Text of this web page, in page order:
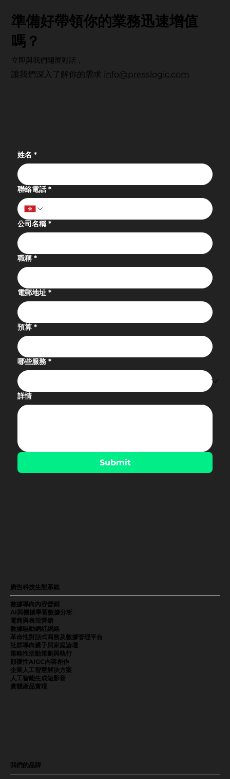
讓我們深入了解你的需求 info@presslogic.com
準備好帶領你的業務迅速增值
嗎？
立即與我們開展對話，
姓名 *
聯絡電話 *
公司名稱 *
職稱 *
電郵地址 *
預算 *
哪些服務 *
詳情
Submit
廣告科技生態系統
數據導向內容營銷
AI與機械學習數據分析
電商與表現營銷
數據驅動網紅網絡
革命性對話式商務及數據管理平台
社群導向親子與家庭論壇
策略性活動策劃與執行
顛覆性AIGC內容創作
企業人工智慧解決方案
人工智能生成短影音
實體產品實現
我們的品牌